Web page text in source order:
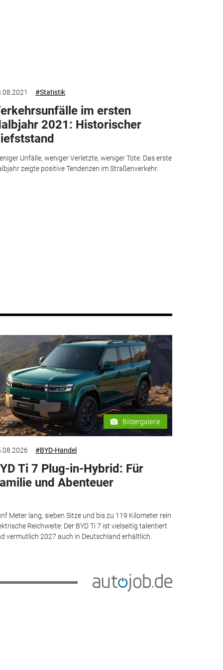
#Statistik
im ersten
2021: Historischer
Unfälle, weniger Verletzte, weniger Tote. Das erste
zeigte positive Tendenzen im Straßenverkehr.
Bildergalerie
#BYD-Handel
Ti 7 Plug-in-Hybrid: Für
und Abenteuer
Meter lang, sieben Sitze und bis zu 119 Kilometer rein
Reichweite: Der BYD Ti 7 ist vielseitig talentiert
vermutlich 2027 auch in Deutschland erhältlich.